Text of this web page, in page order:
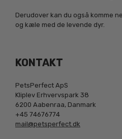
Derudover kan du også komme
og kæle med de levende dyr.
KONTAKT
PetsPerfect ApS
Kliplev Erhvervspark 38
6200 Aabenraa, Danmark
+45 74676774
mail@petsperfect.dk